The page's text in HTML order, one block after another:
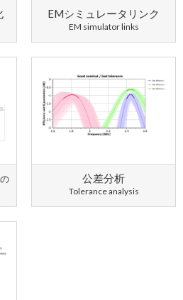
EMシミュレータリンク
EM simulator links
公差分析
Tolerance analysis